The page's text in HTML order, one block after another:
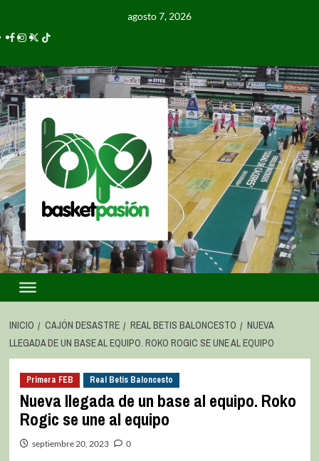
agosto 7, 2026
INICIO CAJÓN DESASTRE REAL BETIS BALONCESTO
NUEVA
LLEGADA DE UN BASE AL EQUIPO. ROKO ROGIC SE UNE AL EQUIPO
Primera FEB Real Betis Baloncesto
Nueva llegada de un base al equipo. Roko
Rogic se une al equipo
septiembre 20, 2023 0